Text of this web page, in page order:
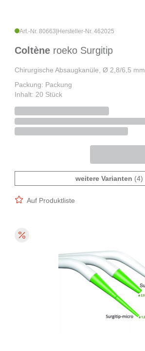
Art.-Nr. 80663 Hersteller-Nr. 462025
Coltène roeko Surgitip
Chirurgische Absaugkanüle, Ø 2,8/6,5 mm
Packung: Packung
Inhalt: 20 Stück
weitere Varianten (4)
Auf Produktliste